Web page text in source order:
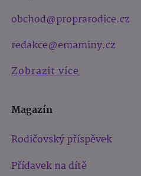
obchod@proprarodice.cz
redakce@emaminy.cz
Zobrazit více
Magazín
Rodičovský příspěvek
Přídavek na dítě